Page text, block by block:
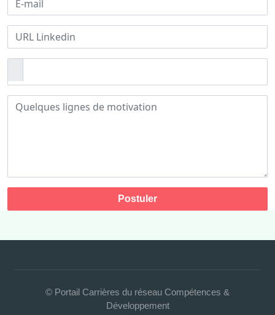
Postuler
© Portail Carrières du réseau Compétences &
Développement